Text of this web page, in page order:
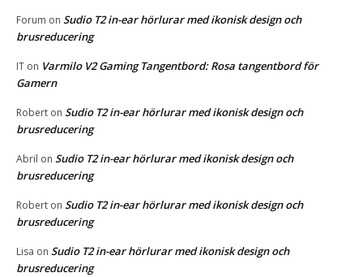
Forum on Sudio T2 in-ear hörlurar med ikonisk design och
brusreducering
IT on Varmilo V2 Gaming Tangentbord: Rosa tangentbord för
Gamern
Robert on Sudio T2 in-ear hörlurar med ikonisk design och
brusreducering
Abril on Sudio T2 in-ear hörlurar med ikonisk design och
brusreducering
Robert on Sudio T2 in-ear hörlurar med ikonisk design och
brusreducering
Lisa on Sudio T2 in-ear hörlurar med ikonisk design och
brusreducering